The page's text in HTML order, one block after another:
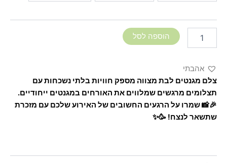
הוספה לסל
אהבתי
צלם מגנטים לבת מצווה מספק חוויות בלתי נשכחות עם
תצלומים מרגשים שמלווים את האורחים במגנטים ייחודיים.
🎉📸 שמרו על הרגעים החשובים של האירוע שלכם עם מזכרת
שתשאר לנצח! 🥳✨